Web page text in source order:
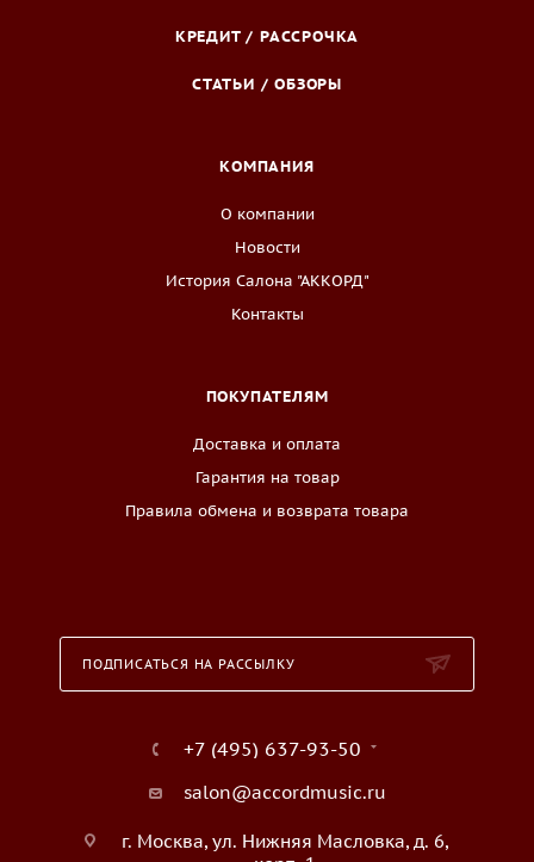
КРЕДИТ / РАССРОЧКА
СТАТЬИ / ОБЗОРЫ
КОМПАНИЯ
О компании
Новости
История Салона "АККОРД"
Контакты
ПОКУПАТЕЛЯМ
Доставка и оплата
Гарантия на товар
Правила обмена и возврата товара
ПОДПИСАТЬСЯ НА РАССЫЛКУ
+7 (495) 637-93-50
salon@accordmusic.ru
г. Москва, ул. Нижняя Масловка, д. 6,